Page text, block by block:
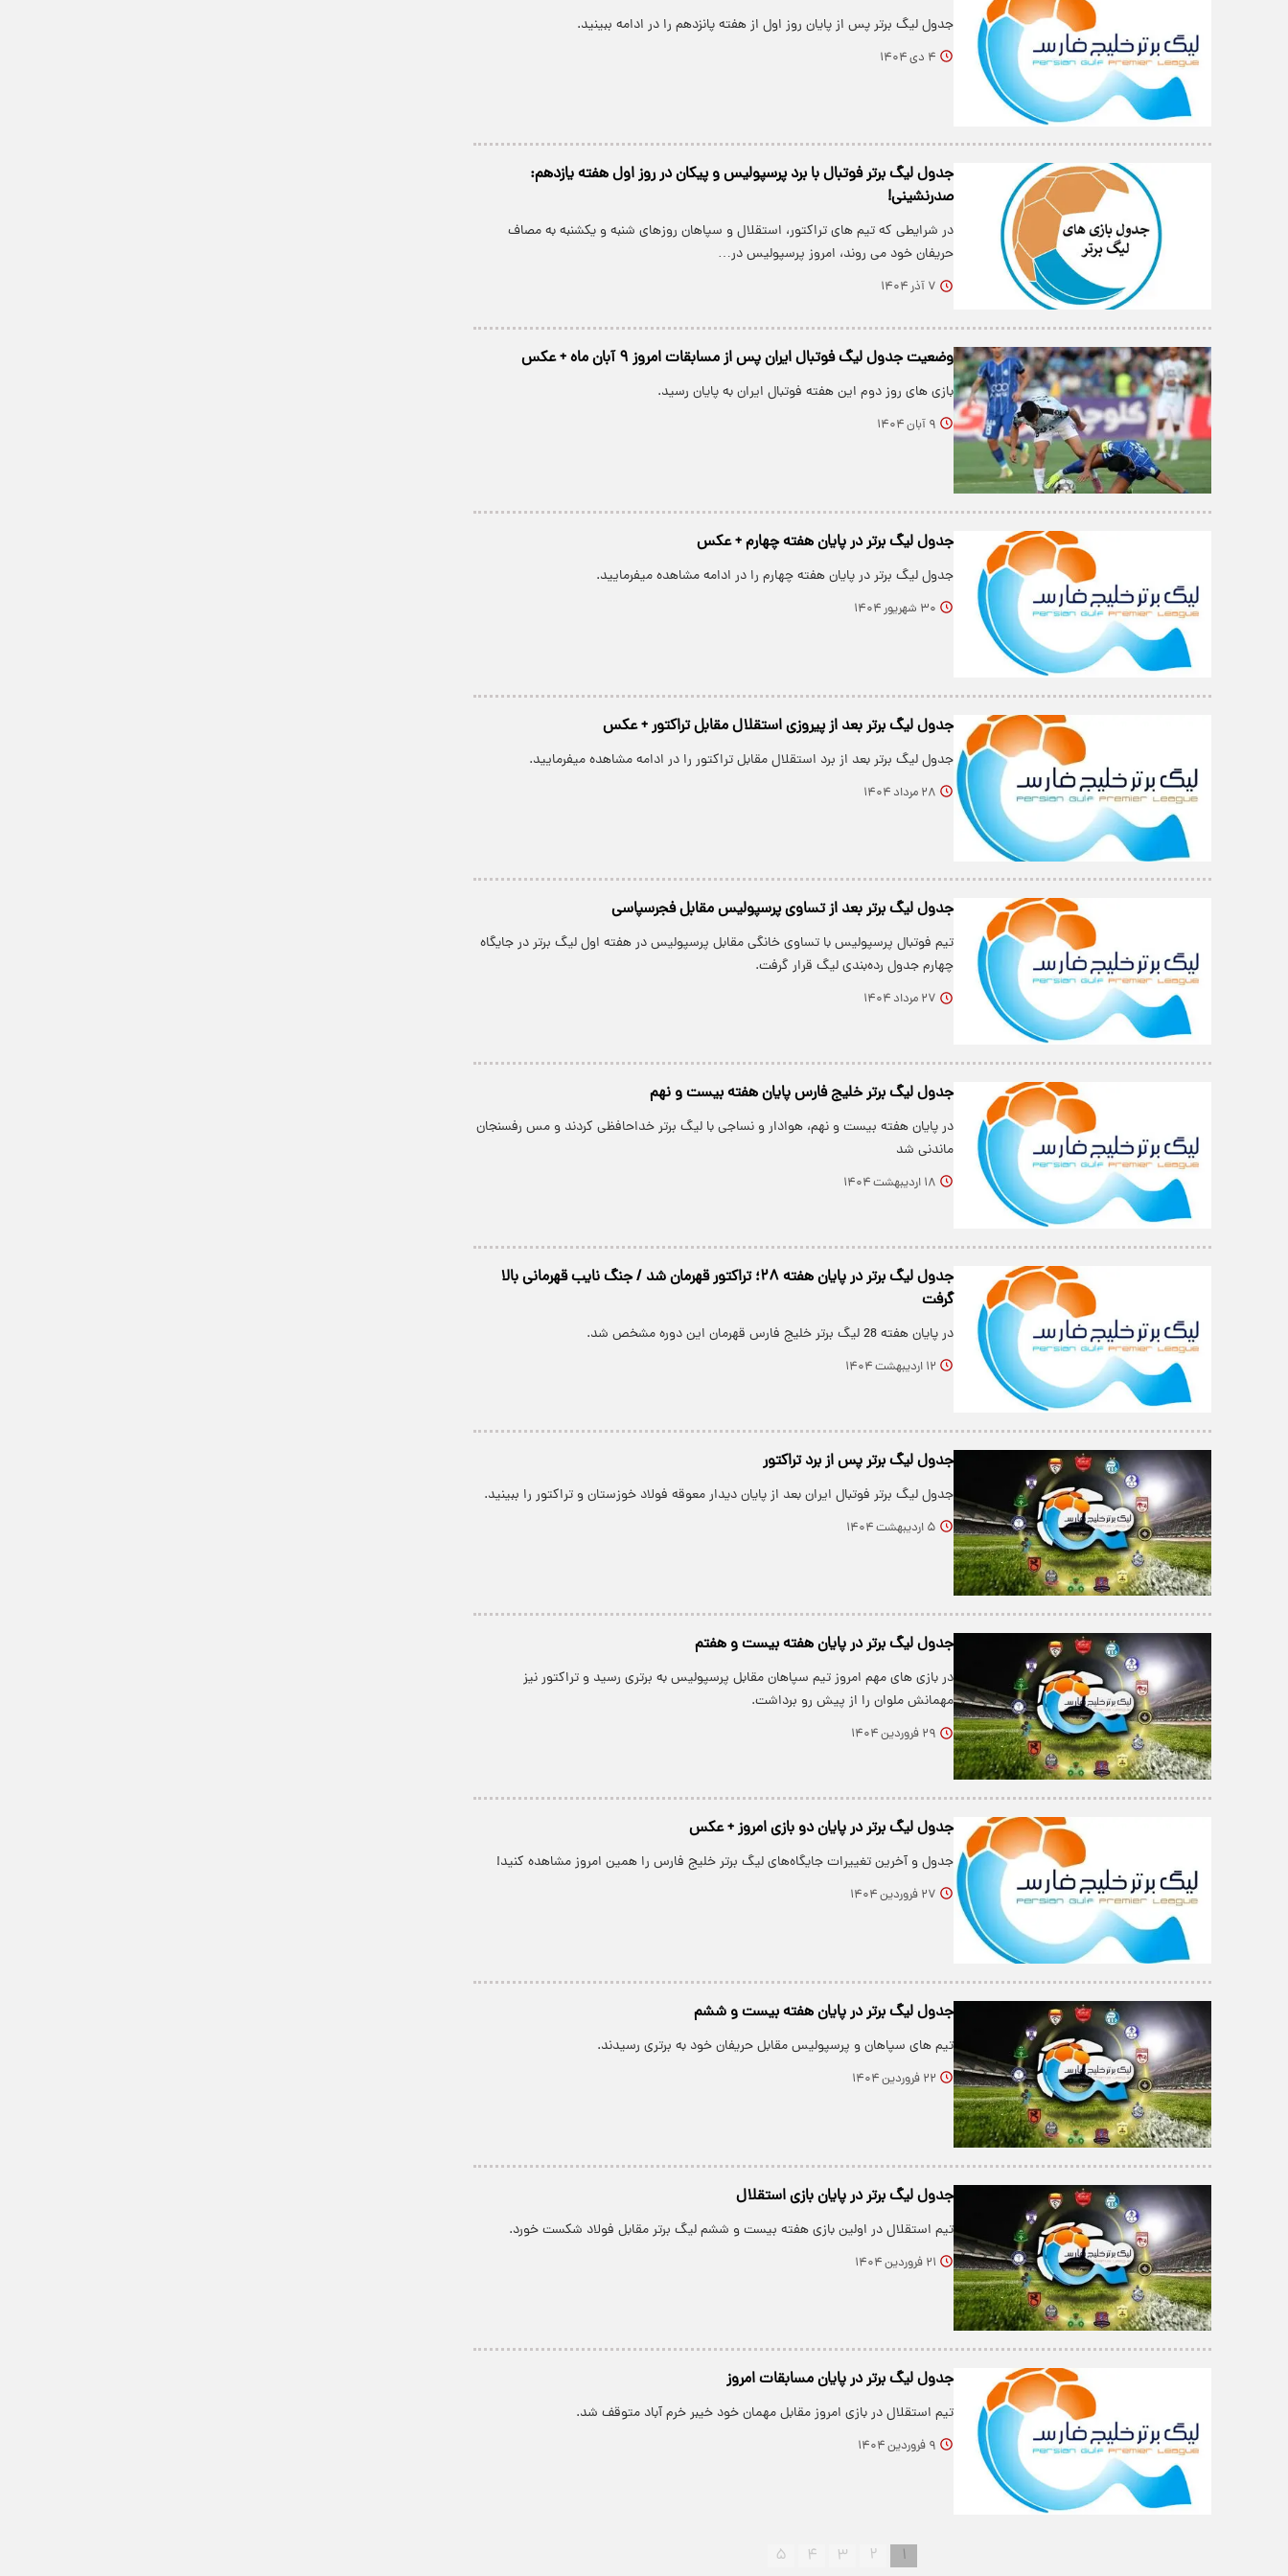
جدول لیگ برتر پس از پایان روز اول از هفته پانزدهم را در ادامه ببینید.
۴ دی ۱۴۰۴
جدول لیگ برتر فوتبال با برد پرسپولیس و پیکان در روز اول هفته یازدهم:
صدرنشینی!
در شرایطی که تیم های تراکتور، استقلال و سپاهان روزهای شنبه و یکشنبه به مصاف
حریفان خود می روند، امروز پرسپولیس در…
۷ آذر ۱۴۰۴
وضعیت جدول لیگ فوتبال ایران پس از مسابقات امروز ۹ آبان ماه + عکس
بازی های روز دوم این هفته فوتبال ایران به پایان رسید.
۹ آبان ۱۴۰۴
جدول لیگ برتر در پایان هفته چهارم + عکس
جدول لیگ برتر در پایان هفته چهارم را در ادامه مشاهده میفرمایید.
۳۰ شهریور ۱۴۰۴
جدول لیگ برتر بعد از پیروزی استقلال مقابل تراکتور + عکس
جدول لیگ برتر بعد از برد استقلال مقابل تراکتور را در ادامه مشاهده میفرمایید.
۲۸ مرداد ۱۴۰۴
جدول لیگ برتر بعد از تساوی پرسپولیس مقابل فجرسپاسی
تیم فوتبال پرسپولیس با تساوی خانگی مقابل پرسپولیس در هفته اول لیگ برتر در جایگاه
چهارم جدول رده‌بندی لیگ قرار گرفت.
۲۷ مرداد ۱۴۰۴
جدول لیگ برتر خلیج فارس پایان هفته بیست و نهم
در پایان هفته بیست و نهم، هوادار و نساجی با لیگ برتر خداحافظی کردند و مس رفسنجان
ماندنی شد
۱۸ اردیبهشت ۱۴۰۴
جدول لیگ برتر در پایان هفته ۲۸؛ تراکتور قهرمان شد / جنگ نایب قهرمانی بالا
گرفت
در پایان هفته 28 لیگ برتر خلیج فارس قهرمان این دوره مشخص شد.
۱۲ اردیبهشت ۱۴۰۴
جدول لیگ برتر پس از برد تراکتور
جدول لیگ برتر فوتبال ایران بعد از پایان دیدار معوقه فولاد خوزستان و تراکتور را ببینید.
۵ اردیبهشت ۱۴۰۴
جدول لیگ برتر در پایان هفته بیست و هفتم
در بازی های مهم امروز تیم سپاهان مقابل پرسپولیس به برتری رسید و تراکتور نیز
مهمانش ملوان را از پیش رو برداشت.
۲۹ فروردین ۱۴۰۴
جدول لیگ برتر در پایان دو بازی امروز + عکس
جدول و آخرین تغییرات جایگاه‌های لیگ برتر خلیج فارس را همین امروز مشاهده کنید!
۲۷ فروردین ۱۴۰۴
جدول لیگ برتر در پایان هفته بیست و ششم
تیم های سپاهان و پرسپولیس مقابل حریفان خود به برتری رسیدند.
۲۲ فروردین ۱۴۰۴
جدول لیگ برتر در پایان بازی‌ استقلال
تیم استقلال در اولین بازی هفته بیست و ششم لیگ برتر مقابل فولاد شکست خورد.
۲۱ فروردین ۱۴۰۴
جدول لیگ برتر در پایان مسابقات امروز
تیم استقلال در بازی امروز مقابل مهمان خود خیبر خرم آباد متوقف شد.
۹ فروردین ۱۴۰۴
۱ ۲ ۳ ۴ ۵